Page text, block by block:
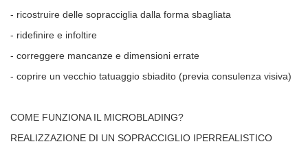
- ricostruire delle sopracciglia dalla forma sbagliata
- ridefinire e infoltire
- correggere mancanze e dimensioni errate
- coprire un vecchio tatuaggio sbiadito (previa consulenza visiva)
COME FUNZIONA IL MICROBLADING?
REALIZZAZIONE DI UN SOPRACCIGLIO IPERREALISTICO